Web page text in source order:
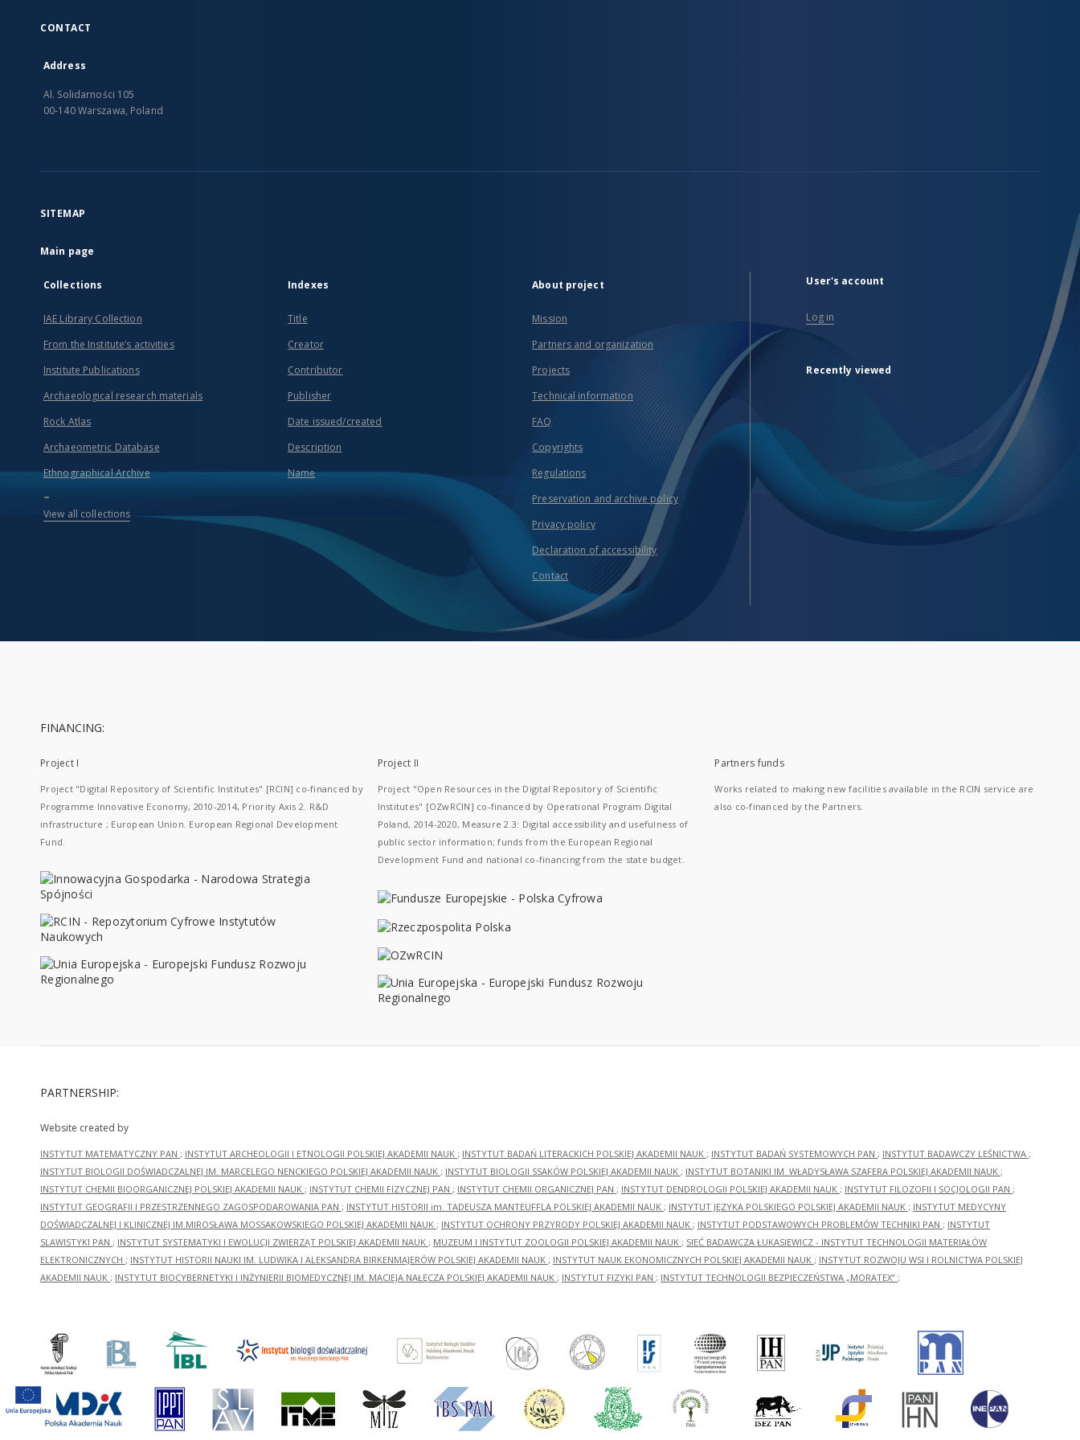
CONTACT
Address
Al. Solidarności 105
00-140 Warszawa, Poland
SITEMAP
Main page
Collections
IAE Library Collection
From the Institute’s activities
Institute Publications
Archaeological research materials
Rock Atlas
Archaeometric Database
Ethnographical Archive
...
View all collections
Indexes
Title
Creator
Contributor
Publisher
Date issued/created
Description
Name
About project
Mission
Partners and organization
Projects
Technical information
FAQ
Copyrights
Regulations
Preservation and archive policy
Privacy policy
Declaration of accessibility
Contact
User's account
Log in
Recently viewed
FINANCING:
Project I
Project "Digital Repository of Scientific Institutes" [RCIN] co-financed by
Programme Innovative Economy, 2010-2014, Priority Axis 2. R&D
infrastructure ; European Union. European Regional Development
Fund.
Project II
Project "Open Resources in the Digital Repository of Scientific
Institutes" [OZwRCIN] co-financed by Operational Program Digital
Poland, 2014-2020, Measure 2.3: Digital accessibility and usefulness of
public sector information; funds from the European Regional
Development Fund and national co-financing from the state budget.
Partners funds
Works related to making new facilities available in the RCIN service are
also co-financed by the Partners.
PARTNERSHIP:
Website created by
INSTYTUT MATEMATYCZNY PAN ; INSTYTUT ARCHEOLOGII I ETNOLOGII POLSKIEJ AKADEMII NAUK ; INSTYTUT BADAŃ LITERACKICH POLSKIEJ AKADEMII NAUK ; INSTYTUT BADAŃ SYSTEMOWYCH PAN ; INSTYTUT BADAWCZY LEŚNICTWA ;
INSTYTUT BIOLOGII DOŚWIADCZALNEJ IM. MARCELEGO NENCKIEGO POLSKIEJ AKADEMII NAUK ; INSTYTUT BIOLOGII SSAKÓW POLSKIEJ AKADEMII NAUK ; INSTYTUT BOTANIKI IM. WŁADYSŁAWA SZAFERA POLSKIEJ AKADEMII NAUK ;
INSTYTUT CHEMII BIOORGANICZNEJ POLSKIEJ AKADEMII NAUK ; INSTYTUT CHEMII FIZYCZNEJ PAN ; INSTYTUT CHEMII ORGANICZNEJ PAN ; INSTYTUT DENDROLOGII POLSKIEJ AKADEMII NAUK ; INSTYTUT FILOZOFII I SOCJOLOGII PAN ;
INSTYTUT GEOGRAFII I PRZESTRZENNEGO ZAGOSPODAROWANIA PAN ; INSTYTUT HISTORII im. TADEUSZA MANTEUFFLA POLSKIEJ AKADEMII NAUK ; INSTYTUT JĘZYKA POLSKIEGO POLSKIEJ AKADEMII NAUK ; INSTYTUT MEDYCYNY
DOŚWIADCZALNEJ I KLINICZNEJ IM.MIROSŁAWA MOSSAKOWSKIEGO POLSKIEJ AKADEMII NAUK ; INSTYTUT OCHRONY PRZYRODY POLSKIEJ AKADEMII NAUK ; INSTYTUT PODSTAWOWYCH PROBLEMÓW TECHNIKI PAN ; INSTYTUT
SLAWISTYKI PAN ; INSTYTUT SYSTEMATYKI I EWOLUCJI ZWIERZĄT POLSKIEJ AKADEMII NAUK ; MUZEUM I INSTYTUT ZOOLOGII POLSKIEJ AKADEMII NAUK ; SIEĆ BADAWCZA ŁUKASIEWICZ - INSTYTUT TECHNOLOGII MATERIAŁÓW
ELEKTRONICZNYCH ; INSTYTUT HISTORII NAUKI IM. LUDWIKA I ALEKSANDRA BIRKENMAJERÓW POLSKIEJ AKADEMII NAUK ; INSTYTUT NAUK EKONOMICZNYCH POLSKIEJ AKADEMII NAUK ; INSTYTUT ROZWOJU WSI I ROLNICTWA POLSKIEJ
AKADEMII NAUK ; INSTYTUT BIOCYBERNETYKI I INŻYNIERII BIOMEDYCZNEJ IM. MACIEJA NAŁĘCZA POLSKIEJ AKADEMII NAUK ; INSTYTUT FIZYKI PAN ; INSTYTUT TECHNOLOGII BEZPIECZEŃSTWA „MORATEX” ;